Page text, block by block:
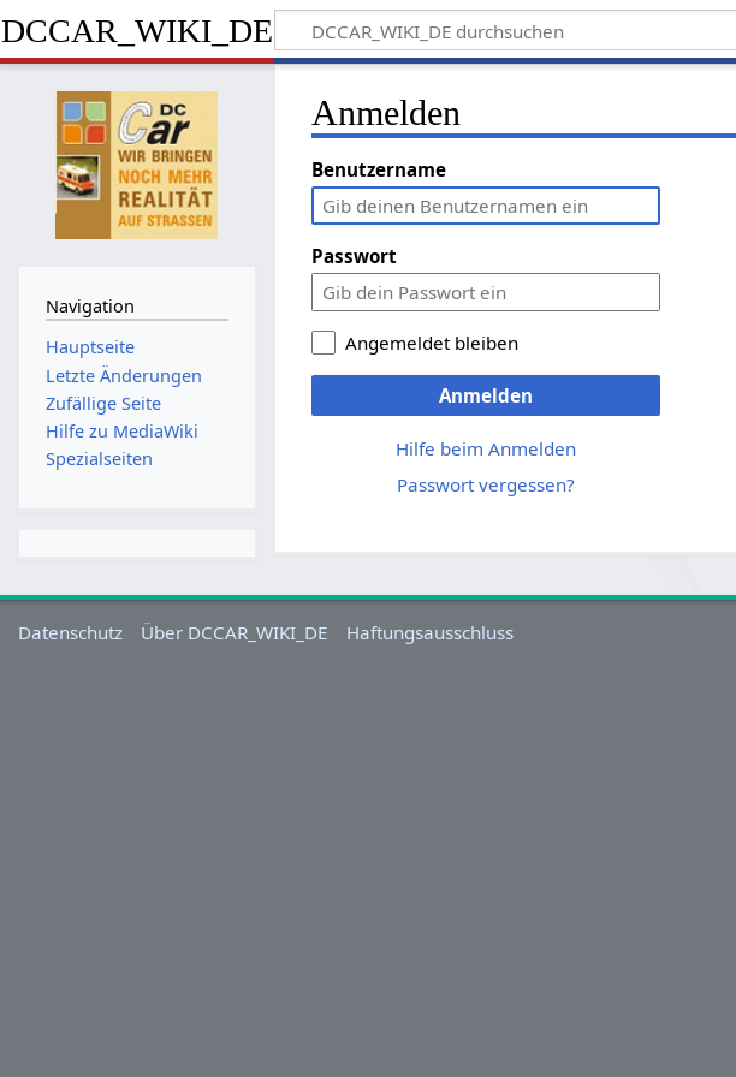
DCCAR_WIKI_DE
Anmelden
Benutzername
Passwort
Angemeldet bleiben
Anmelden
Hilfe beim Anmelden
Passwort vergessen?
Navigation
Hauptseite
Letzte Änderungen
Zufällige Seite
Hilfe zu MediaWiki
Spezialseiten
Datenschutz Über DCCAR_WIKI_DE Haftungsausschluss